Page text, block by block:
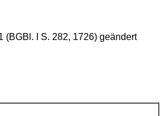
(BGBl. I S. 282, 1726) geändert